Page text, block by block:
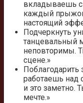
вкладываешь
каждый
настоящий
Подчеркнуть
танцевальный
неповторимы.
сцене.»
Поблагодарить
работаешь над
и это заметно.
мечте.»